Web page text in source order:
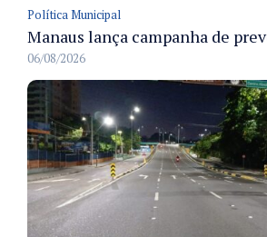
Política Municipal
06/08/2026